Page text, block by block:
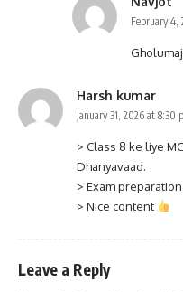
February 4,
Harsh kumar
January 31, 2026 at 8:30
> Class 8 ke liye
Dhanyavaad.
> Exam
> Nice content
Leave a Reply